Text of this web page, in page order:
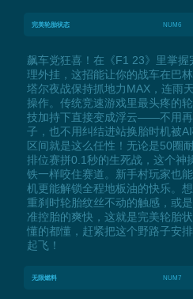
完美轮胎状态 NUM6
飙车党狂喜！在《F1 23》里掌
理外挂，这招能让你的战车在巴
塔尔夜战保持抓地力MAX，连雨
操作。传统竞速游戏里最头疼的
技加持下直接变成浮云——不用
子，也不用纠结进站换胎时机被
区间就是这么任性！无论是50圈
排位赛拼0.1秒的生死战，这个神
铁一样咬住赛道。新手村玩家也
机更能解锁全程地板油的快乐。
重刹时轮胎纹丝不动的触感，或
准控胎的爽快，这就是完美轮胎
懂的都懂，赶紧把这个野路子安
起飞！
无限燃料 NUM7